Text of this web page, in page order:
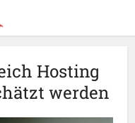
Hosting
werden